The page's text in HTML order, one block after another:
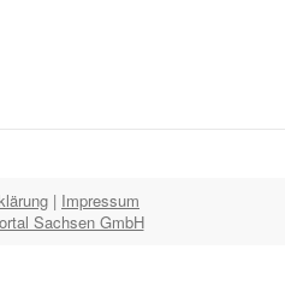
| Impressum
Sachsen GmbH